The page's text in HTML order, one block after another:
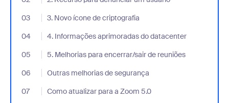
03
3. Novo ícone de criptografia
- Jumplink to 3. Novo ícone de criptografia
04
4. Informações aprimoradas do datacenter
- Jumplink to 4. Informações aprimoradas do datacenter
05
5. Melhorias para encerrar/sair de reuniões
- Jumplink to 5. Melhorias para encerrar/sair de reuniões
06
Outras melhorias de segurança
- Jumplink to Outras melhorias de segurança
07
Como atualizar para a Zoom 5.0
- Jumplink to Como atualizar para a Zoom 5.0